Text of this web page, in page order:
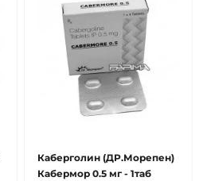
Каберголин (ДР.Морепен)
Кабермор 0.5 мг - 1таб